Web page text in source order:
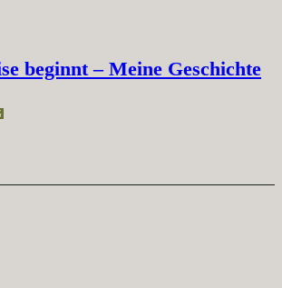
beginnt – Meine Geschichte